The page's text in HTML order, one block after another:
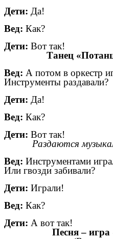
Дети: Да!
Вед: Как?
Дети: Вот так!
Танец
Вед: А потом в оркестр
Инструменты раздавали?
Дети: Да!
Вед: Как?
Дети: Вот так!
Раздаются
Вед: Инструментами
Или гвозди забивали?
Дети: Играли!
Вед: Как?
Дети: А вот так!
Песня –